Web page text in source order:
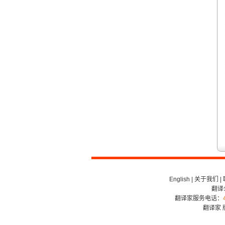
English 关于我们
翻译
翻译家服务电话：
翻译家